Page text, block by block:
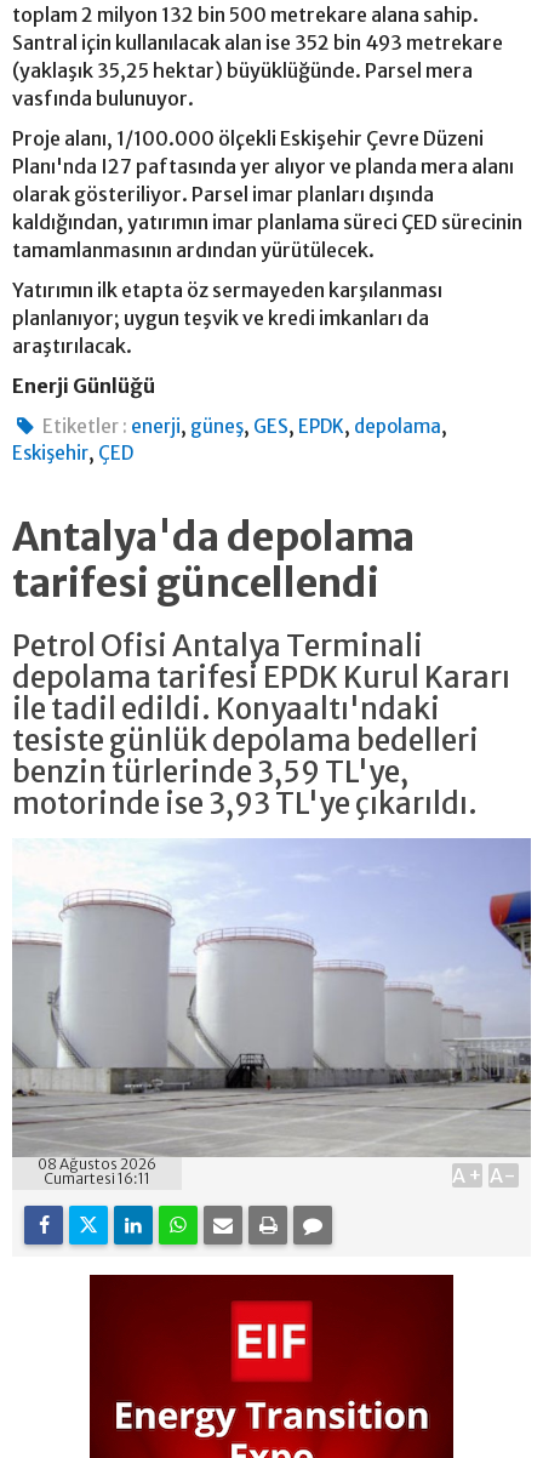
toplam 2 milyon 132 bin 500 metrekare alana sahip.
Santral için kullanılacak alan ise 352 bin 493 metrekare
(yaklaşık 35,25 hektar) büyüklüğünde. Parsel mera
vasfında bulunuyor.
Proje alanı, 1/100.000 ölçekli Eskişehir Çevre Düzeni
Planı'nda I27 paftasında yer alıyor ve planda mera alanı
olarak gösteriliyor. Parsel imar planları dışında
kaldığından, yatırımın imar planlama süreci ÇED sürecinin
tamamlanmasının ardından yürütülecek.
Yatırımın ilk etapta öz sermayeden karşılanması
planlanıyor; uygun teşvik ve kredi imkanları da
araştırılacak.
Enerji Günlüğü
Etiketler : enerji, güneş, GES, EPDK, depolama,
Eskişehir, ÇED
Antalya'da depolama
tarifesi güncellendi
Petrol Ofisi Antalya Terminali
depolama tarifesi EPDK Kurul Kararı
ile tadil edildi. Konyaaltı'ndaki
tesiste günlük depolama bedelleri
benzin türlerinde 3,59 TL'ye,
motorinde ise 3,93 TL'ye çıkarıldı.
08 Ağustos 2026
Cumartesi 16:11
A+ A-